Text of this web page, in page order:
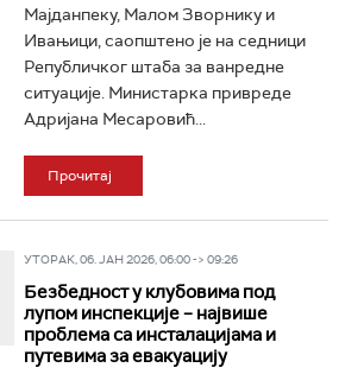
Мајданпеку, Малом Зворнику и
Ивањици, саопштено је на седници
Републичког штаба за ванредне
ситуације. Министарка привреде
Адријана Месаровић...
Прочитај
УТОРАК, 06. ЈАН 2026, 06:00 -> 09:26
Безбедност у клубовима под
лупом инспекције – највише
проблема са инсталацијама и
путевима за евакуацију